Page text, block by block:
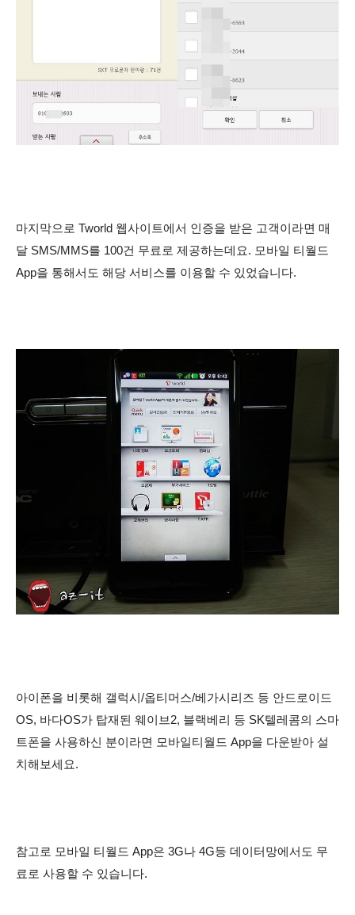
마지막으로 Tworld 웹사이트에서 인증을 받은 고객이라면 매
달 SMS/MMS를 100건 무료로 제공하는데요. 모바일 티월드
App을 통해서도 해당 서비스를 이용할 수 있었습니다.
아이폰을 비롯해 갤럭시/옵티머스/베가시리즈 등 안드로이드
OS, 바다OS가 탑재된 웨이브2, 블랙베리 등 SK텔레콤의 스마
트폰을 사용하신 분이라면 모바일티월드 App을 다운받아 설
치해보세요.
참고로 모바일 티월드 App은 3G나 4G등 데이터망에서도 무
료로 사용할 수 있습니다.